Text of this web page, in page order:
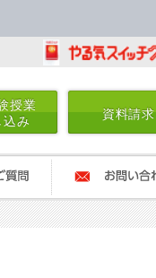
授業
込み
資料請求
お問い合わせ